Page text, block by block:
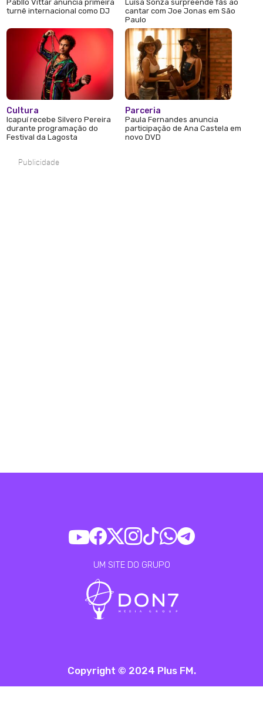
Pabllo Vittar anuncia primeira
turnê internacional como DJ
Cultura
Icapuí recebe Silvero Pereira
durante programação do
Festival da Lagosta
Luísa Sonza surpreende fãs ao
cantar com Joe Jonas em São
Paulo
Parceria
Paula Fernandes anuncia
participação de Ana Castela em
novo DVD
Publicidade
UM SITE DO GRUPO
Copyright © 2024 Plus FM.